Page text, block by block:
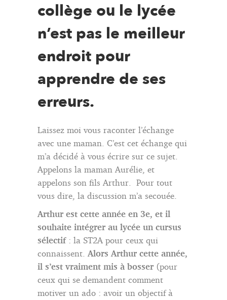
collège ou le lycée
n’est pas le meilleur
endroit pour
apprendre de ses
erreurs.
Laissez moi vous raconter l’échange
avec une maman. C’est cet échange qui
m’a décidé à vous écrire sur ce sujet.
Appelons la maman Aurélie, et
appelons son fils Arthur. Pour tout
vous dire, la discussion m’a secouée.
Arthur est cette année en 3e, et il
souhaite intégrer au lycée un cursus
sélectif : la ST2A pour ceux qui
connaissent.Alors Arthur cette année,
il s’est vraiment mis à bosser (pour
ceux qui se demandent comment
motiver un ado : avoir un objectif à